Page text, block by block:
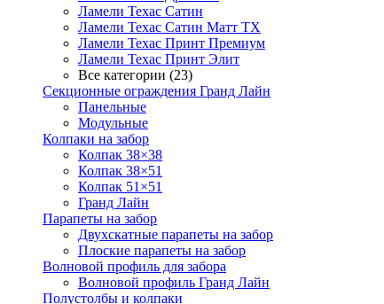
Ламели Техас Сатин
Ламели Техас Сатин Матт ТХ
Ламели Техас Принт Премиум
Ламели Техас Принт Элит
Все категории (23)
Секционные ограждения Гранд Лайн
Панельные
Модульные
Колпаки на забор
Колпак 38×38
Колпак 38×51
Колпак 51×51
Гранд Лайн
Парапеты на забор
Двухскатные парапеты на забор
Плоские парапеты на забор
Волновой профиль для забора
Волновой профиль Гранд Лайн
Полустолбы и колпаки